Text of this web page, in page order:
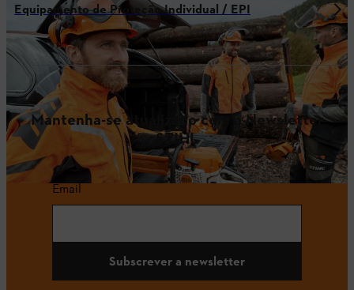
Equipamento de Proteção Individual / EPI
Mantenha-se atualizado com a Newsletter
STIHL
Email
Subscrever a newsletter